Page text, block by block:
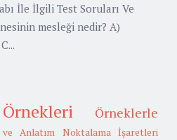
İle İlgili Test Soruları Ve
mesleği nedir? A)
Örneklerle
Anlatım
Noktalama İşaretleri